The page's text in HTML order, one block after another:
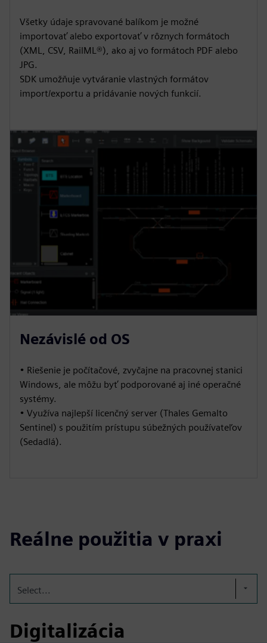
Všetky údaje spravované balíkom je možné
importovať alebo exportovať v rôznych formátoch
(XML, CSV, RailML®), ako aj vo formátoch PDF alebo
JPG.
SDK umožňuje vytváranie vlastných formátov
import/exportu a pridávanie nových funkcií.
Nezávislé od OS
• Riešenie je počítačové, zvyčajne na pracovnej stanici
Windows, ale môžu byť podporované aj iné operačné
systémy.
• Využíva najlepší licenčný server (Thales Gemalto
Sentinel) s použitím prístupu súbežných používateľov
(Sedadlá).
Reálne použitia v praxi
Select...
Digitalizácia